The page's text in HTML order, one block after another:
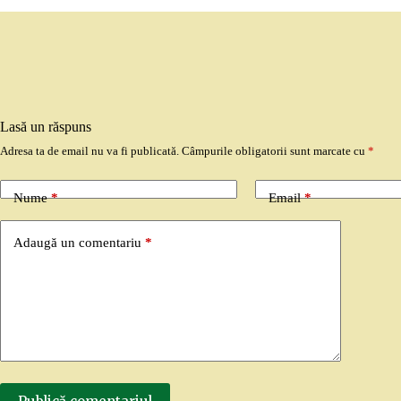
Lasă un răspuns
Adresa ta de email nu va fi publicată. Câmpurile obligatorii sunt marcate cu *
Nume* Email*
Adaugă un comentariu *